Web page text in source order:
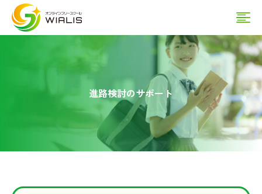
進路検討のサポート